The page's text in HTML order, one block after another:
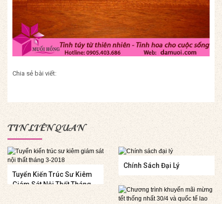
Chia sẻ bài viết:
TIN LIÊN QUAN
Tuyển Kiến Trúc Sư Kiêm
Giám Sát Nội Thất Tháng
3-2018
Chính Sách Đại Lý